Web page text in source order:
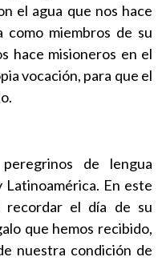
el agua que nos hace
como miembros de su
hace misioneros en el
vocación, para que el
de lengua
Latinoamérica. En este
recordar el día de su
que hemos recibido,
nuestra condición de